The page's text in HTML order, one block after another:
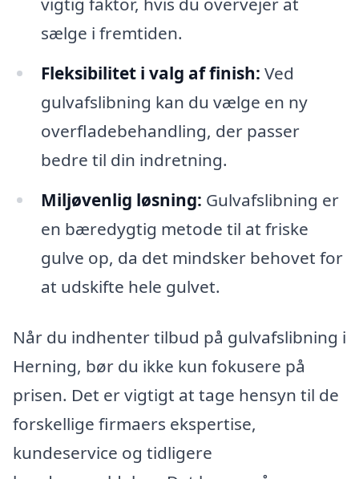
sælge i fremtiden.
Fleksibilitet i valg af finish: Ved
gulvafslibning kan du vælge en ny
overfladebehandling, der passer
bedre til din indretning.
Miljøvenlig løsning: Gulvafslibning er
en bæredygtig metode til at friske
gulve op, da det mindsker behovet for
at udskifte hele gulvet.
Når du indhenter tilbud på gulvafslibning i
Herning, bør du ikke kun fokusere på
prisen. Det er vigtigt at tage hensyn til de
forskellige firmaers ekspertise,
kundeservice og tidligere